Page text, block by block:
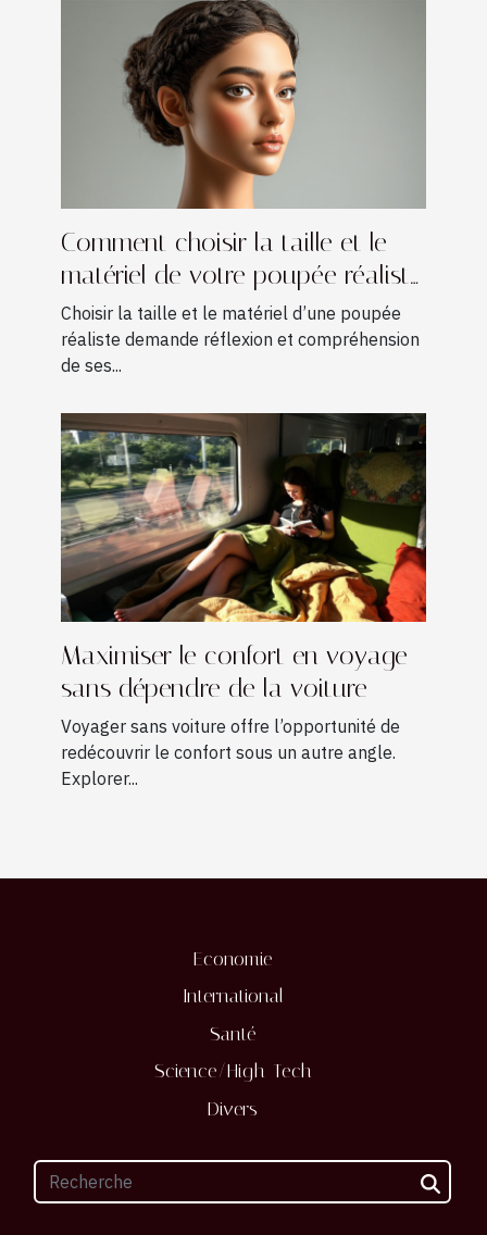
Comment choisir la taille et le
matériel de votre poupée réaliste
?
Choisir la taille et le matériel d’une poupée
réaliste demande réflexion et compréhension
de ses...
Maximiser le confort en voyage
sans dépendre de la voiture
Voyager sans voiture offre l’opportunité de
redécouvrir le confort sous un autre angle.
Explorer...
Economie
International
Santé
Science/High-Tech
Divers